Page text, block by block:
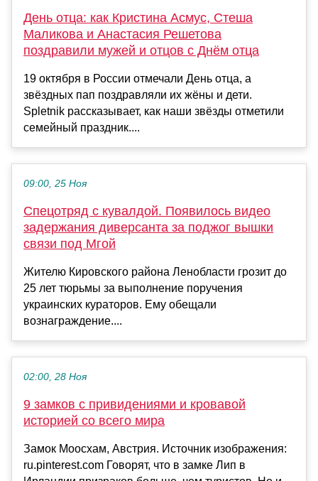
День отца: как Кристина Асмус, Стеша
Маликова и Анастасия Решетова
поздравили мужей и отцов с Днём отца
19 октября в России отмечали День отца, а
звёздных пап поздравляли их жёны и дети.
Spletnik рассказывает, как наши звёзды отметили
семейный праздник....
09:00, 25 Ноя
Спецотряд с кувалдой. Появилось видео
задержания диверсанта за поджог вышки
связи под Мгой
Жителю Кировского района Ленобласти грозит до
25 лет тюрьмы за выполнение поручения
украинских кураторов. Ему обещали
вознаграждение....
02:00, 28 Ноя
9 замков с привидениями и кровавой
историей со всего мира
Замок Моосхам, Австрия. Источник изображения:
ru.pinterest.com Говорят, что в замке Лип в